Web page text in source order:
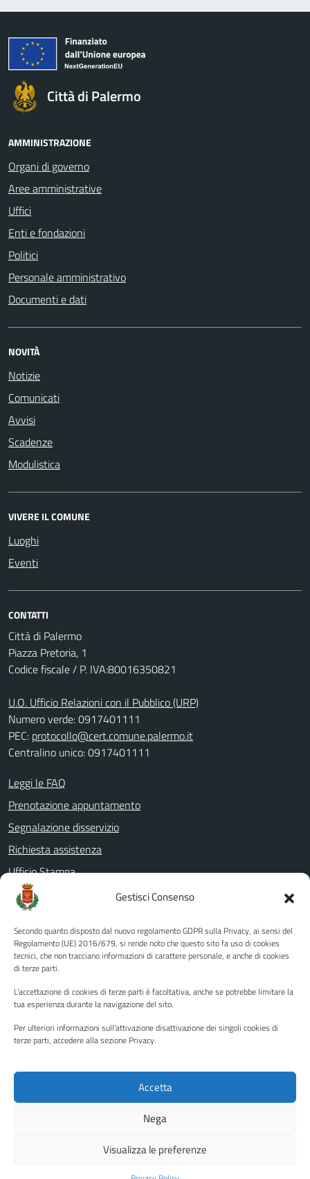
Gestisci Consenso
Secondo quanto disposto dal nuovo regolamento GDPR sulla Privacy, ai sensi del
Regolamento (UE) 2016/679, si rende noto che questo sito fa uso di cookies
tecnici, che non tracciano informazioni di carattere personale, e anche di cookies
di terze parti.
L'accettazione di cookies di terze parti è facoltativa, anche se potrebbe limitare la
tua esperienza durante la navigazione del sito.
Per ulteriori informazioni sull'attivazione disattivazione dei singoli cookies di
terze parti, accedere alla sezione Privacy.
Accetta
Nega
Visualizza le preferenze
Città di Palermo
AMMINISTRAZIONE
Organi di governo
Aree amministrative
Uffici
Enti e fondazioni
Politici
Personale amministrativo
Documenti e dati
NOVITÀ
Notizie
Comunicati
Avvisi
Scadenze
Modulistica
VIVERE IL COMUNE
Luoghi
Eventi
CONTATTI
Città di Palermo
Piazza Pretoria, 1
Codice fiscale / P. IVA:80016350821
U.O. Ufficio Relazioni con il Pubblico (URP)
Numero verde: 0917401111
PEC: protocollo@cert.comune.palermo.it
Centralino unico: 0917401111
Leggi le FAQ
Prenotazione appuntamento
Segnalazione disservizio
Richiesta assistenza
Ufficio Stampa
Amministrazione Trasparente
Albo pretorio
Informativa privacy
Note legali
Piano di miglioramento del sito
Instagram